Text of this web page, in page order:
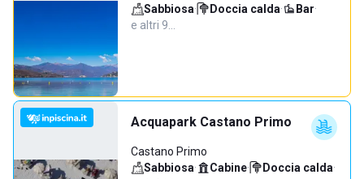
Sabbiosa· Doccia calda· Bar·
e altri 9…
Acquapark Castano Primo
Castano Primo
Sabbiosa· Cabine· Doccia calda·